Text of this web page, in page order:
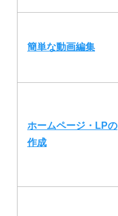
簡単な動画編集
ホームページ・LPの
作成